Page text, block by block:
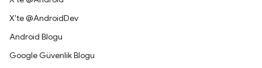
X'te @AndroidDev
Android Blogu
Google Güvenlik Blogu